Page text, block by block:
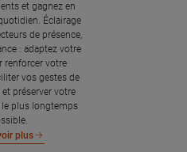
et gagnez en
Éclairage
de présence,
: adaptez votre
renforcer votre
vos gestes de
préserver votre
le plus longtemps
plus